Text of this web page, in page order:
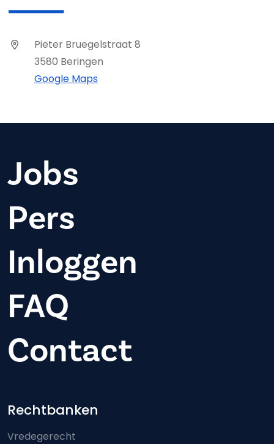
Pieter Bruegelstraat 8
3580 Beringen
Google Maps
Jobs
Pers
Inloggen
FAQ
Contact
Footer-menu
Rechtbanken
Vredegerecht